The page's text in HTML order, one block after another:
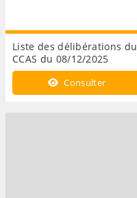
Liste des délibérations du
CCAS du 08/12/2025
Consulter